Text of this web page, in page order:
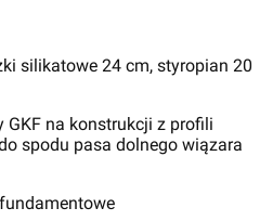
silikatowe 24 cm, styropian 20
GKF na konstrukcji z profili
spodu pasa dolnego wiązara